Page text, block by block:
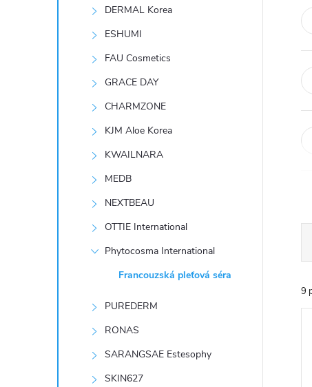
DERMAL Korea
ESHUMI
FAU Cosmetics
GRACE DAY
CHARMZONE
KJM Aloe Korea
KWAILNARA
MEDB
NEXTBEAU
OTTIE International
Phytocosma International
Francouzská pleťová séra
PUREDERM
RONAS
SARANGSAE Estesophy
SKIN627
9